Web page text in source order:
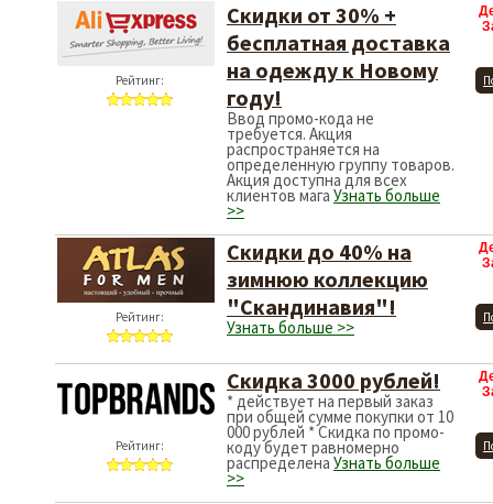
Рейтинг:
Скидки от 30% +
бесплатная доставка
на одежду к Новому
году!
Ввод промо-кода не
требуется. Акция
распространяется на
определенную группу товаров.
Акция доступна для всех
клиентов мага Узнать больше
>>
Рейтинг:
Скидки до 40% на
зимнюю коллекцию
"Скандинавия"!
Узнать больше >>
Рейтинг:
Скидка 3000 рублей!
* действует на первый заказ
при общей сумме покупки от 10
000 рублей * Скидка по промо-
коду будет равномерно
распределена Узнать больше
>>